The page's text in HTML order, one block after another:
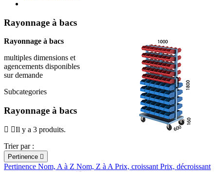
Rayonnage à bacs
Rayonnage à bacs
multiples dimensions et
agencements disponibles
sur demande
Subcategories
Rayonnage à bacs
Il y a 3 produits.
Trier par :
Pertinence 
Pertinence Nom, A à Z Nom, Z à A Prix, croissant Prix, décroissant